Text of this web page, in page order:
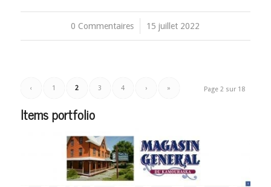
0 Commentaires
/ 15 juillet 2022
Page 2 sur 18
‹ 1 2 3 4 › »
Items portfolio